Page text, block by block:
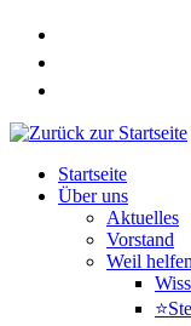
Zum
springen
Startseite
Über uns
Aktuelles
Vorstand
Weil